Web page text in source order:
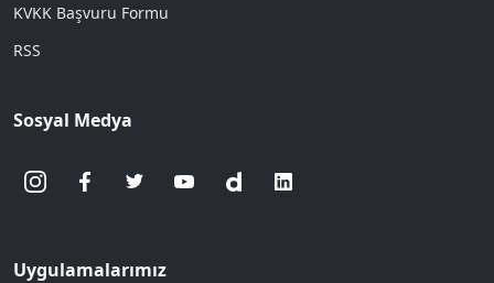
KVKK Başvuru Formu
RSS
Sosyal Medya
Uygulamalarımız